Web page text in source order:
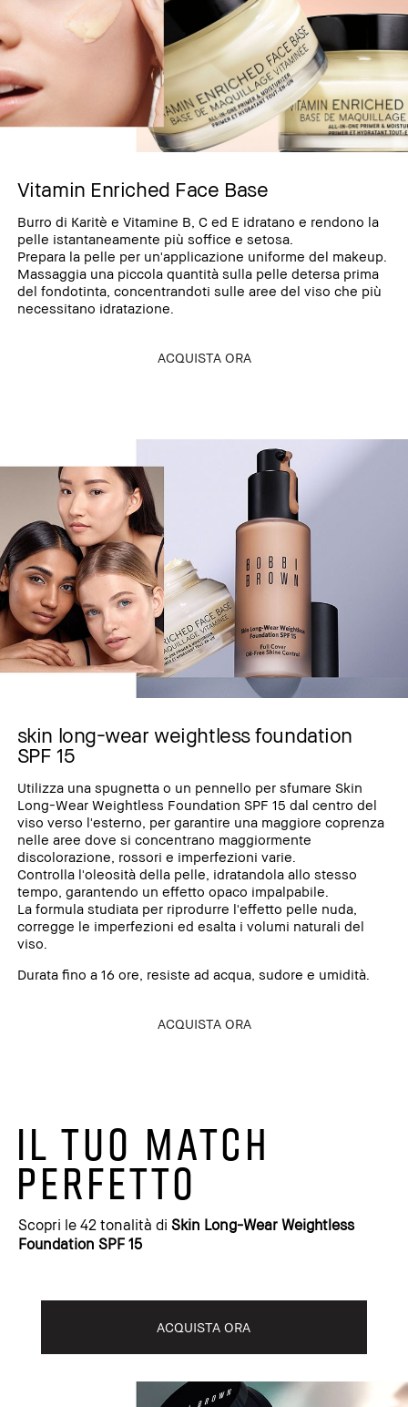
Vitamin Enriched Face Base
Burro di Karitè e Vitamine B, C ed E idratano e rendono la
pelle istantaneamente più soffice e setosa.
Prepara la pelle per un'applicazione uniforme del makeup.
Massaggia una piccola quantità sulla pelle detersa prima
del fondotinta, concentrandoti sulle aree del viso che più
necessitano idratazione.
ACQUISTA ORA
skin long-wear weightless foundation
SPF 15
Utilizza una spugnetta o un pennello per sfumare Skin
Long-Wear Weightless Foundation SPF 15 dal centro del
viso verso l'esterno, per garantire una maggiore coprenza
nelle aree dove si concentrano maggiormente
discolorazione, rossori e imperfezioni varie.
Controlla l'oleosità della pelle, idratandola allo stesso
tempo, garantendo un effetto opaco impalpabile.
La formula studiata per riprodurre l'effetto pelle nuda,
corregge le imperfezioni ed esalta i volumi naturali del
viso.
Durata fino a 16 ore, resiste ad acqua, sudore e umidità.
ACQUISTA ORA
IL TUO MATCH
PERFETTO
Scopri le 42 tonalità di Skin Long-Wear Weightless
Foundation SPF 15
ACQUISTA ORA